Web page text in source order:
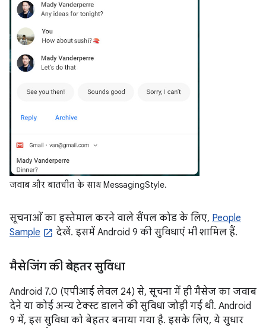
जवाब और बातचीत के साथ MessagingStyle.
सूचनाओं का इस्तेमाल करने वाले सैंपल कोड के लिए, People
Sample
देखें. इसमें Android 9 की सुविधाएं भी शामिल हैं.
मैसेजिंग की बेहतर सुविधा
Android 7.0 (एपीआई लेवल 24) से, सूचना में ही मैसेज का जवाब
देने या कोई अन्य टेक्स्ट डालने की सुविधा जोड़ी गई थी. Android
9 में, इस सुविधा को बेहतर बनाया गया है. इसके लिए, ये सुधार